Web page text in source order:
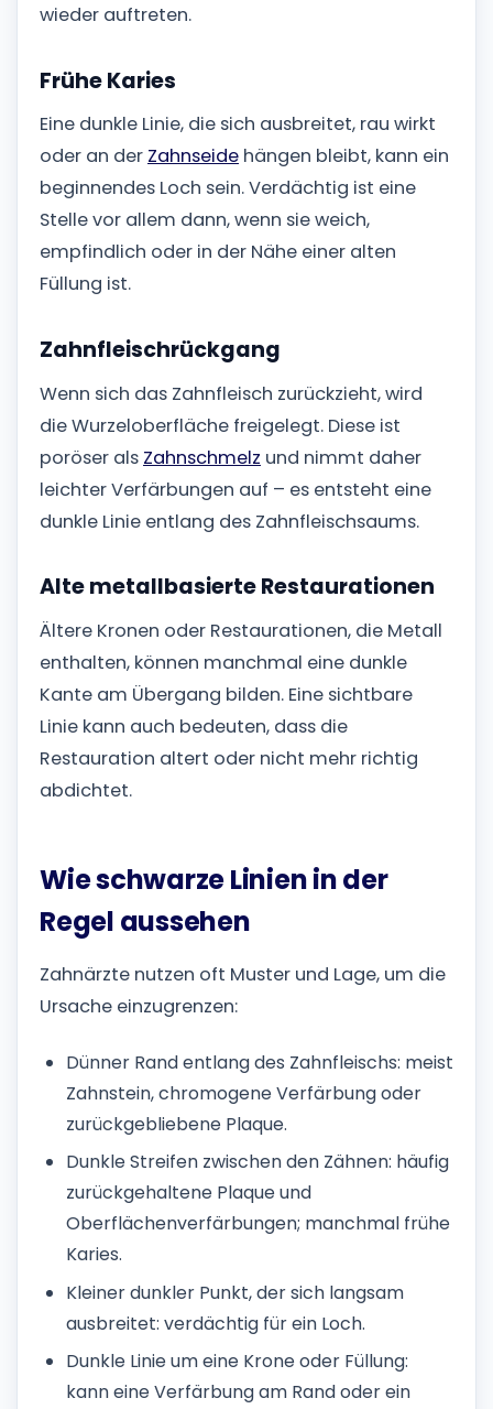
wieder auftreten.
Frühe Karies
Eine dunkle Linie, die sich ausbreitet, rau wirkt
oder an der Zahnseide hängen bleibt, kann ein
beginnendes Loch sein. Verdächtig ist eine
Stelle vor allem dann, wenn sie weich,
empfindlich oder in der Nähe einer alten
Füllung ist.
Zahnfleischrückgang
Wenn sich das Zahnfleisch zurückzieht, wird
die Wurzeloberfläche freigelegt. Diese ist
poröser als Zahnschmelz und nimmt daher
leichter Verfärbungen auf – es entsteht eine
dunkle Linie entlang des Zahnfleischsaums.
Alte metallbasierte Restaurationen
Ältere Kronen oder Restaurationen, die Metall
enthalten, können manchmal eine dunkle
Kante am Übergang bilden. Eine sichtbare
Linie kann auch bedeuten, dass die
Restauration altert oder nicht mehr richtig
abdichtet.
Wie schwarze Linien in der
Regel aussehen
Zahnärzte nutzen oft Muster und Lage, um die
Ursache einzugrenzen:
Dünner Rand entlang des Zahnfleischs: meist
Zahnstein, chromogene Verfärbung oder
zurückgebliebene Plaque.
Dunkle Streifen zwischen den Zähnen: häufig
zurückgehaltene Plaque und
Oberflächenverfärbungen; manchmal frühe
Karies.
Kleiner dunkler Punkt, der sich langsam
ausbreitet: verdächtig für ein Loch.
Dunkle Linie um eine Krone oder Füllung:
kann eine Verfärbung am Rand oder ein